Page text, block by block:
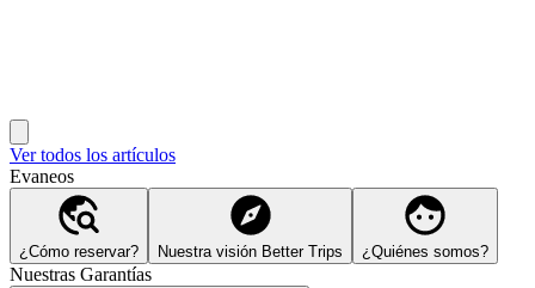
Ver todos los artículos
Evaneos
¿Cómo reservar? Nuestra visión Better Trips ¿Quiénes somos?
Nuestras Garantías